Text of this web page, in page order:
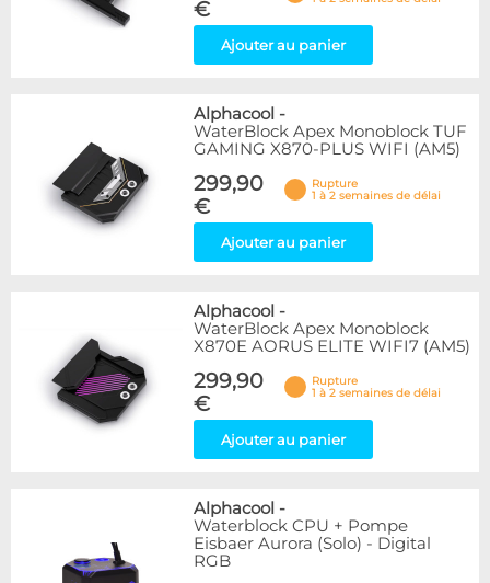
€
Ajouter au panier
Alphacool -
WaterBlock Apex Monoblock TUF
GAMING X870-PLUS WIFI (AM5)
299,90
€
Rupture
1 à 2 semaines de délai
Ajouter au panier
Alphacool -
WaterBlock Apex Monoblock
X870E AORUS ELITE WIFI7 (AM5)
299,90
€
Rupture
1 à 2 semaines de délai
Ajouter au panier
Alphacool -
Waterblock CPU + Pompe
Eisbaer Aurora (Solo) - Digital
RGB